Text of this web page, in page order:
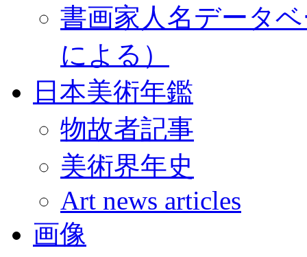
書画家人名データ
による）
日本美術年鑑
物故者記事
美術界年史
Art news articles
画像